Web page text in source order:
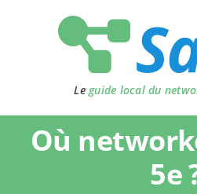
Le guide local du
Où
5e